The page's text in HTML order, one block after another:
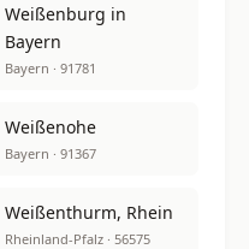
Weißenburg in
Bayern
Bayern · 91781
Weißenohe
Bayern · 91367
Weißenthurm, Rhein
Rheinland-Pfalz · 56575